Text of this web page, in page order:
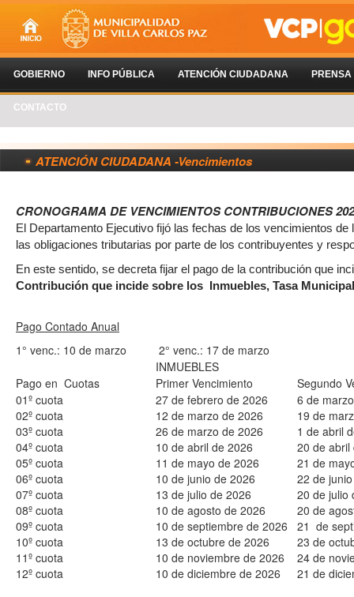
GOBIERNO INFO PÚBLICA ATENCIÓN CIUDADANA PRENSA
CONTACTO
ATENCIÓN CIUDADANA -Vencimientos
CRONOGRAMA DE VENCIMIENTOS CONTRIBUCIONES
El Departamento Ejecutivo fijó las fechas de los vencimientos
las obligaciones tributarias por parte de los contribuyentes y
En este sentido, se decreta fijar el pago de la contribución que
Contribución que incide sobre los Inmuebles, Tasa
Pago Contado Anual
1° venc.: 10 de marzo
2° venc.: 17 de marzo
INMUEBLES
Pago en Cuotas
Primer Vencimiento
Segundo
01º cuota
27 de febrero de 2026
6 de
02º cuota
12 de marzo de 2026
19 de
03º cuota
26 de marzo de 2026
1 de abril
04º cuota
10 de abril de 2026
20 de abril
05º cuota
11 de mayo de 2026
21 de
06º cuota
10 de junio de 2026
22 de
07º cuota
13 de julio de 2026
20 de julio
08º cuota
10 de agosto de 2026
20 de
09º cuota
10 de septiembre de 2026
21 de
10º cuota
13 de octubre de 2026
23 de
11º cuota
10 de noviembre de 2026
24 de
12º cuota
10 de diciembre de 2026 21 de